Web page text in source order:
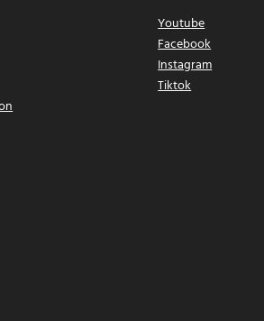
Youtube
Facebook
Instagram
Tiktok